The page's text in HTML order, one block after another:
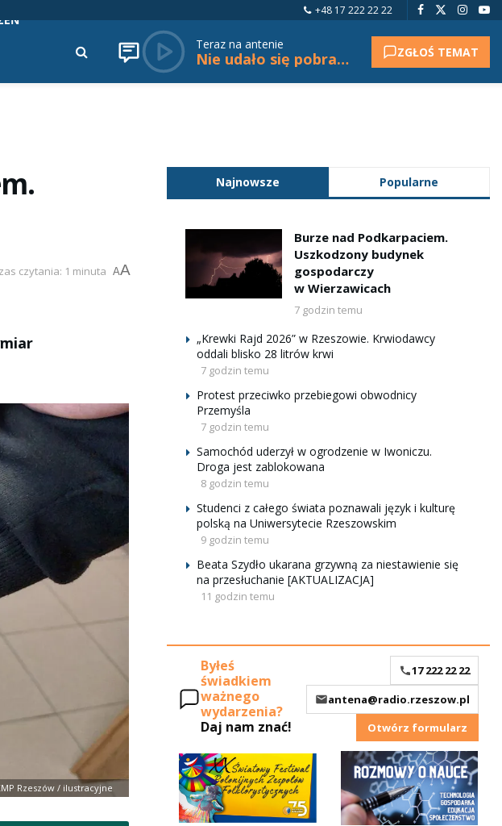
+48 17 222 22 22
Teraz na antenie
Nie udało się pobrać tytułu. ZGŁOŚ TEMAT
czytania: 1 minuta AA
Rzeszów / ilustracyjne
Najnowsze Popularne
Burze nad Podkarpaciem.
Uszkodzony budynek
gospodarczy
w Wierzawicach
7 godzin temu
„Krewki Rajd 2026” w Rzeszowie. Krwiodawcy
oddali blisko 28 litrów krwi
7 godzin temu
Protest przeciwko przebiegowi obwodnicy
Przemyśla
7 godzin temu
Samochód uderzył w ogrodzenie w Iwoniczu.
Droga jest zablokowana
8 godzin temu
Studenci z całego świata poznawali język i kulturę
polską na Uniwersytecie Rzeszowskim
9 godzin temu
Beata Szydło ukarana grzywną za niestawienie się
na przesłuchanie [AKTUALIZACJA]
11 godzin temu
Byłeś
świadkiem
ważnego
wydarzenia?
Daj nam znać!
17 222 22 22
antena@radio.rzeszow.pl
Otwórz formularz